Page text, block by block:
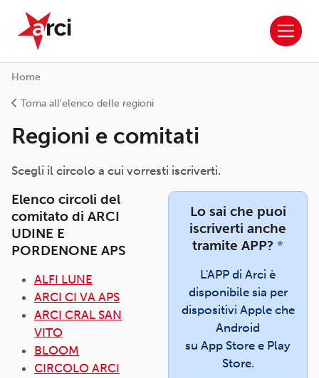
Salta al contenuto principale
ARCI APS
Home
Torna all'elenco delle regioni
Regioni e comitati
Scegli il circolo a cui vorresti iscriverti.
Elenco circoli del
comitato di ARCI
UDINE E
PORDENONE APS
ALFI LUNE
ARCI CI VA APS
ARCI CRAL SAN
VITO
BLOOM
CIRCOLO ARCI
Lo sai che puoi
iscriverti anche
tramite APP? *
L'APP di Arci è
disponibile sia per
dispositivi Apple che
Android
su App Store e Play
Store.